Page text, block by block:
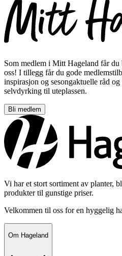
Som medlem i Mitt Hageland får du
oss! I tillegg får du gode
inspirasjon og sesongaktuelle råd
selvdyrking til uteplassen.
Bli medlem
Vi har et stort sortiment av planter,
produkter til gunstige priser.
Velkommen til oss for en hyggelig
Om Hageland